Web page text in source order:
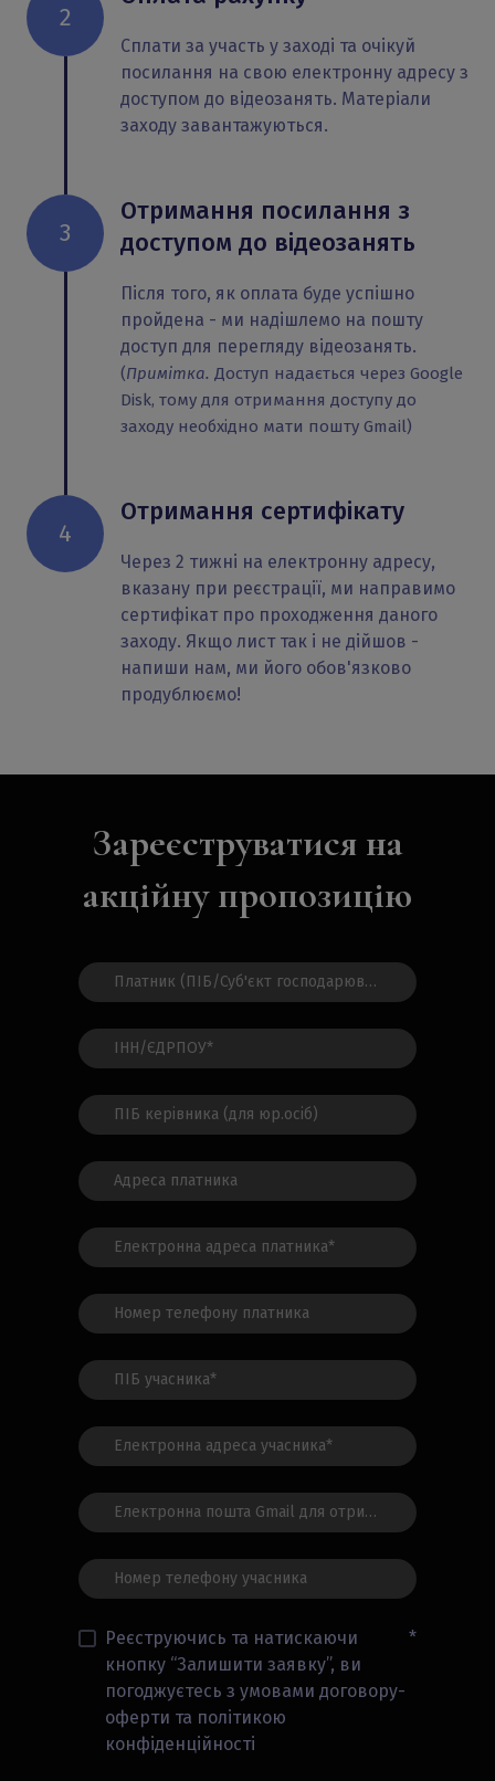
2
Сплати за участь у заході та очікуй
посилання на свою електронну адресу з
доступом до відеозанять. Матеріали
заходу завантажуються.
3
Отримання посилання з
доступом до відеозанять
Після того, як оплата буде успішно
пройдена - ми надішлемо на пошту
доступ для перегляду відеозанять.
(Примітка. Доступ надається через Google
Disk, тому для отримання доступу до
заходу необхідно мати пошту Gmail)
4
Отримання сертифікату
Через 2 тижні на електронну адресу,
вказану при реєстрації, ми направимо
сертифікат про проходження даного
заходу. Якщо лист так і не дійшов -
напиши нам, ми його обов'язково
продублюємо!
Зареєструватися на
акційну пропозицію
Реєструючись та натискаючи
кнопку “Залишити заявку”, ви
погоджуєтесь з умовами договору-
оферти та політикою
конфіденційності
*